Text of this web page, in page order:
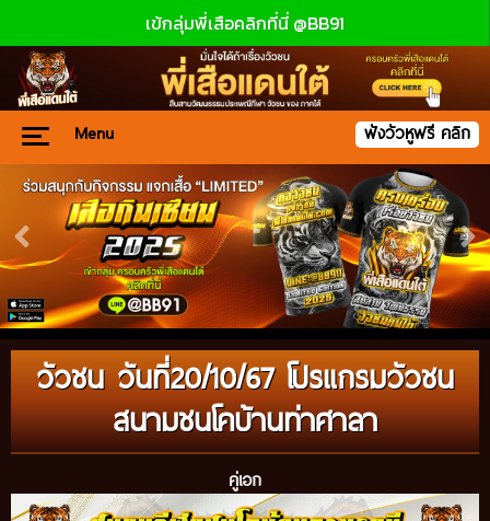
เข้กลุ่มพี่เสือคลิกที่นี่ @BB91
Menu ฟังวัวหูฟรี คลิก
วัวชน วันที่20/10/67 โปรแกรมวัวชน
สนามชนโคบ้านท่าศาลา
คู่เอก